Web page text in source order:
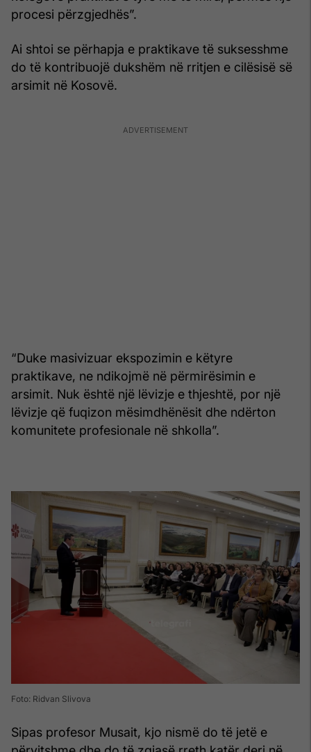
procesi përzgjedhës”.
Ai shtoi se përhapja e praktikave të suksesshme
do të kontribuojë dukshëm në rritjen e cilësisë së
arsimit në Kosovë.
“Duke masivizuar ekspozimin e këtyre
praktikave, ne ndikojmë në përmirësimin e
arsimit. Nuk është një lëvizje e thjeshtë, por një
lëvizje që fuqizon mësimdhënësit dhe ndërton
komunitete profesionale në shkolla”.
Foto: Ridvan Slivova
Sipas profesor Musait, kjo nismë do të jetë e